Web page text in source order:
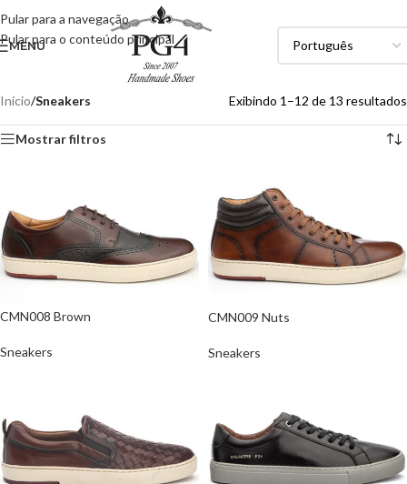
Pular para a navegação
Pular para o conteúdo principal
MENU
Início/Sneakers Exibindo 1–12 de 13 resultados
Mostrar filtros
CMN008 Brown
Sneakers
CMN009 Nuts
Sneakers